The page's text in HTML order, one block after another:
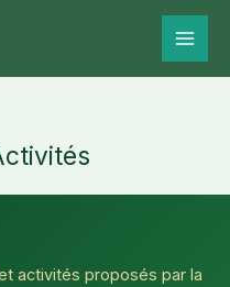
activités proposés par la